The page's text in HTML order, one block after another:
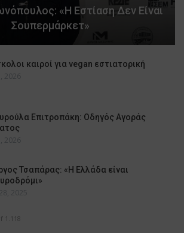
«Η Εστίαση Δεν Είναι
Σουπερμάρκετ»
καιροί για vegan εστιατορική
2026
Επιτροπάκη: Οδηγός Αγοράς
2026
Τσαπάρας: «Η Ελλάδα είναι
2025
1.118